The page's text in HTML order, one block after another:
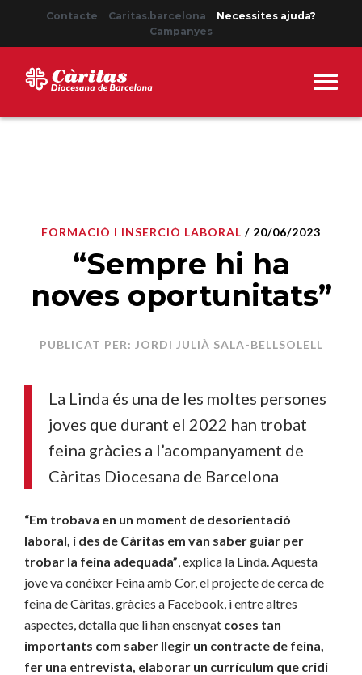
Contacte Caritas.barcelona
Necessites ajuda?
Campanyes
FORMACIÓ I INSERCIÓ LABORAL / 20/06/2023
“Sempre hi ha
noves oportunitats”
PUBLICAT PER: JORDI JULIÀ SALA-BELLSOLELL
La Linda és una de les moltes persones
joves que durant el 2022 han trobat
feina gràcies a l’acompanyament de
Càritas Diocesana de Barcelona
“Em trobava en un moment de desorientació
laboral, i des de Càritas em van saber guiar per
trobar la feina adequada”, explica la Linda. Aquesta
jove va conèixer Feina amb Cor, el projecte de cerca de
feina de Càritas, gràcies a Facebook, i entre altres
aspectes, detalla que li han ensenyat coses tan
importants com saber llegir un contracte de feina,
fer una entrevista, elaborar un currículum que cridi